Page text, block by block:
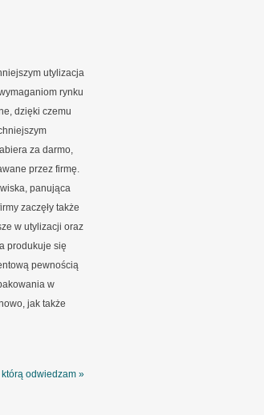
utylizacja
rynku
dzięki czemu
za darmo,
przez firmę.
panująca
zaczęły także
w utylizacji oraz
produkuje się
pewnością
w
jak także
odwiedzam »